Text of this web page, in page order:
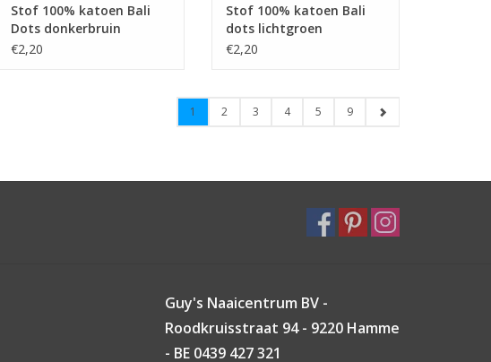
Stof 100% katoen Bali
Dots donkerbruin
€2,20
Stof 100% katoen Bali
dots lichtgroen
€2,20
1 2 3 4 5 9
Guy's Naaicentrum BV -
Roodkruisstraat 94 - 9220 Hamme
- BE 0439 427 321